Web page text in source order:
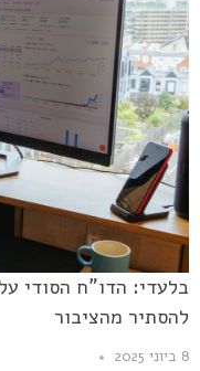
בלעדי: הדו"ח הסודי
להסתיר מהציבור
8 ביוני 2025